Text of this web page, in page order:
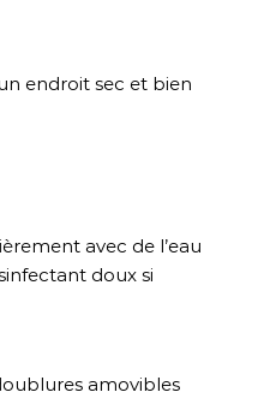
endroit sec et bien
avec de l’eau
doux si
amovibles